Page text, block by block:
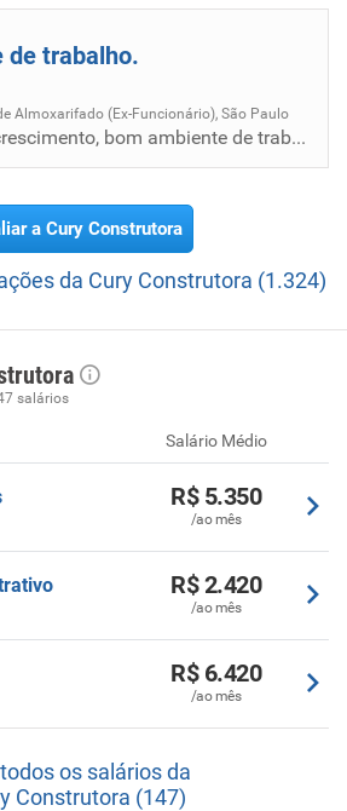
milhares de pessoas que valorizam
escolha dos endereços, do alto
da perfeição do acabamento e do
dos prazos, princípios que fazem da
construtora da sua casa.
de trabalho.
Almoxarifado (Ex-Funcionário), São Paulo
Possibilidade de crescimento, bom ambiente de trabalho e fácil dialogo com os superiores.
a Cury Construtora
da Cury Construtora (1.324)
salários
Salário Médio
R$ 5.350
/ao mês
R$ 2.420
/ao mês
R$ 6.420
/ao mês
os salários da
Construtora (147)